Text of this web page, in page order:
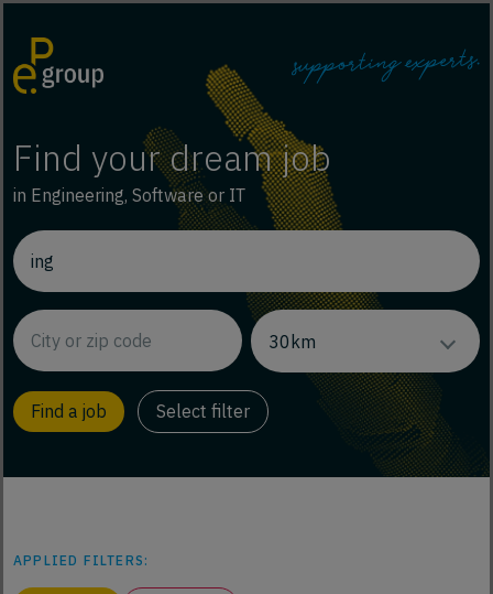
Find your dream job
in Engineering, Software or IT
Select filter
APPLIED FILTERS: